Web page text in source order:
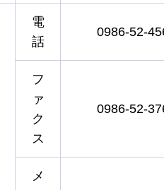
電
話
0986-52-
フ
ァ
ク
ス
0986-52-
メ